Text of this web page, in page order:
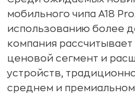
мобильного чипа A18
использованию более
компания
ценовой сегмент и
устройств,
среднем и